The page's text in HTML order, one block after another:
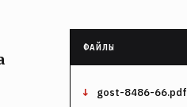
gost-8486-66.pdf